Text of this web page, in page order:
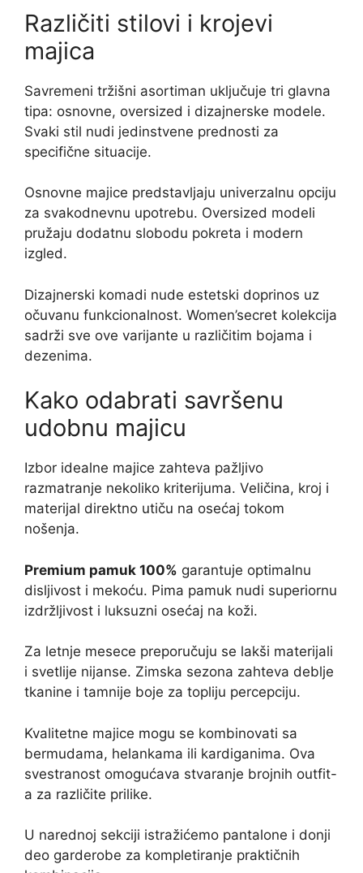
Različiti stilovi i krojevi
majica
Savremeni tržišni asortiman uključuje tri glavna
tipa: osnovne, oversized i dizajnerske modele.
Svaki stil nudi jedinstvene prednosti za
specifične situacije.
Osnovne majice predstavljaju univerzalnu opciju
za svakodnevnu upotrebu. Oversized modeli
pružaju dodatnu slobodu pokreta i modern
izgled.
Dizajnerski komadi nude estetski doprinos uz
očuvanu funkcionalnost. Women’secret kolekcija
sadrži sve ove varijante u različitim bojama i
dezenima.
Kako odabrati savršenu
udobnu majicu
Izbor idealne majice zahteva pažljivo
razmatranje nekoliko kriterijuma. Veličina, kroj i
materijal direktno utiču na osećaj tokom
nošenja.
Premium pamuk 100% garantuje optimalnu
disljivost i mekoću. Pima pamuk nudi superiornu
izdržljivost i luksuzni osećaj na koži.
Za letnje mesece preporučuju se lakši materijali
i svetlije nijanse. Zimska sezona zahteva deblje
tkanine i tamnije boje za topliju percepciju.
Kvalitetne majice mogu se kombinovati sa
bermudama, helankama ili kardiganima. Ova
svestranost omogućava stvaranje brojnih outfit-
a za različite prilike.
U narednoj sekciji istražićemo pantalone i donji
deo garderobe za kompletiranje praktičnih